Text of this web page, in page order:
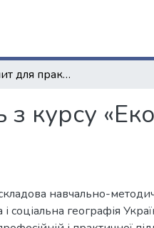
Робочий зошит для практичних занять з курсу «Економічна і соціальна географія України».
курсу
навчально-
соціальна географія